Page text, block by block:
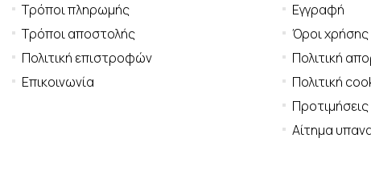
Τρόποι πληρωμής
Τρόποι αποστολής
Πολιτική επιστροφών
Επικοινωνία
Εγγραφή
Όροι χρήσης
Πολιτική
Πολιτική
Αίτημα